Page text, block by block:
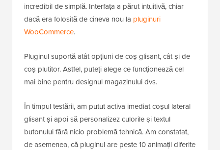
incredibil de simplă. Interfața a părut intuitivă, chiar
dacă era folosită de cineva nou la pluginuri
WooCommerce.
Pluginul suportă atât opțiuni de coș glisant, cât și de
coș plutitor. Astfel, puteți alege ce funcționează cel
mai bine pentru designul magazinului dvs.
În timpul testării, am putut activa imediat coșul lateral
glisant și apoi să personalizez culorile și textul
butonului fără nicio problemă tehnică. Am constatat,
de asemenea, că pluginul are peste 10 animații diferite